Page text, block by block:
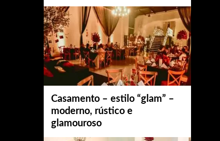
Casamento – estilo “glam” –
moderno, rústico e
glamouroso